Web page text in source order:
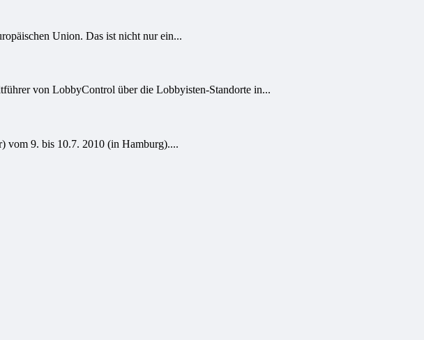
Union. Das ist nicht nur ein...
von LobbyControl über die Lobbyisten-Standorte in...
vom 9. bis 10.7. 2010 (in Hamburg)....